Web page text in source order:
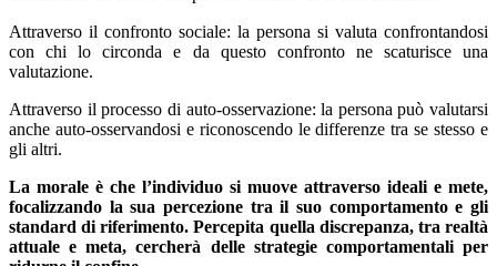
Attraverso il confronto sociale: la persona si valuta confrontandosi
con chi lo circonda e da questo confronto ne scaturisce una
valutazione.
Attraverso il processo di auto-osservazione: la persona può valutarsi
anche auto-osservandosi e riconoscendo le differenze tra se stesso e
gli altri.
La morale è che l’individuo si muove attraverso ideali e mete,
focalizzando la sua percezione tra il suo comportamento e gli
standard di riferimento. Percepita quella discrepanza, tra realtà
attuale e meta, cercherà delle strategie comportamentali per